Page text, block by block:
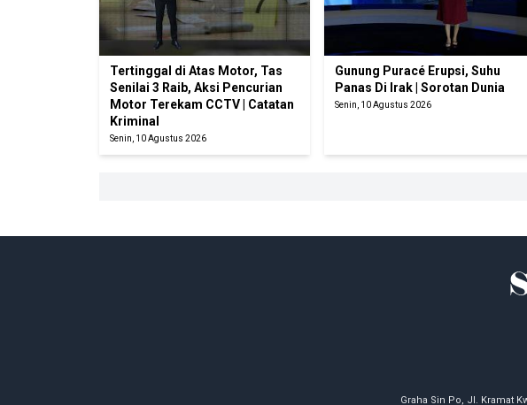
Tertinggal di Atas Motor, Tas
Senilai 3 Raib, Aksi Pencurian
Motor Terekam CCTV | Catatan
Kriminal
Senin, 10 Agustus 2026
Gunung Puracé Erupsi, Suhu
Panas Di Irak | Sorotan Dunia
Senin, 10 Agustus 2026
Graha Sin Po, Jl. Kramat